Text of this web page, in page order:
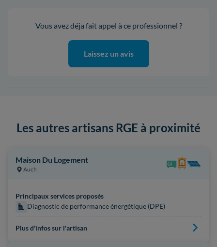
Vous avez déja fait appel à ce professionnel ?
Laissez un avis
Les autres artisans RGE à proximité
Maison Du Logement
Auch
Principaux services proposés
Diagnostic de performance énergétique (DPE)
Plus d'infos sur l'artisan